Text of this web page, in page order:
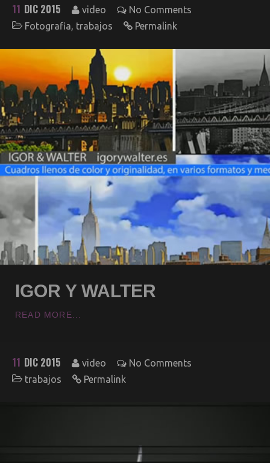
11 DIC 2015 video
No Comments
Fotografia, trabajos Permalink
IGOR Y WALTER
READ MORE...
11 DIC 2015 video
No Comments
trabajos
Permalink